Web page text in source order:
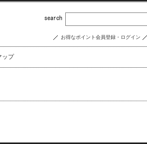
お得なポイント会員登録・ログイン
ップ